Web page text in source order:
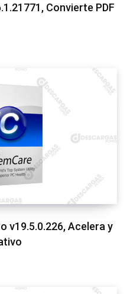
Convierte PDF
v19.5.0.226, Acelera y